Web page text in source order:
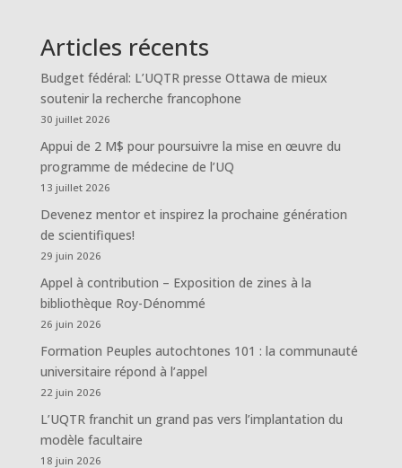
Articles récents
Budget fédéral: L’UQTR presse Ottawa de mieux
soutenir la recherche francophone
30 juillet 2026
Appui de 2 M$ pour poursuivre la mise en œuvre du
programme de médecine de l’UQ
13 juillet 2026
Devenez mentor et inspirez la prochaine génération
de scientifiques!
29 juin 2026
Appel à contribution – Exposition de zines à la
bibliothèque Roy-Dénommé
26 juin 2026
Formation Peuples autochtones 101 : la communauté
universitaire répond à l’appel
22 juin 2026
L’UQTR franchit un grand pas vers l’implantation du
modèle facultaire
18 juin 2026